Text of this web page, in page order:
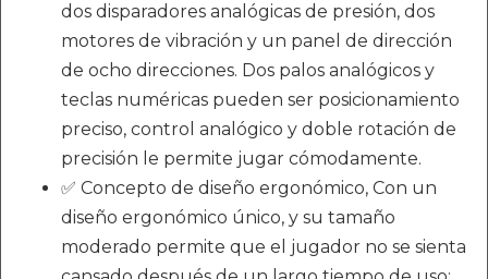
dos disparadores analógicas de presión, dos
motores de vibración y un panel de dirección
de ocho direcciones. Dos palos analógicos y
teclas numéricas pueden ser posicionamiento
preciso, control analógico y doble rotación de
precisión le permite jugar cómodamente.
✅ Concepto de diseño ergonómico, Con un
diseño ergonómico único, y su tamaño
moderado permite que el jugador no se sienta